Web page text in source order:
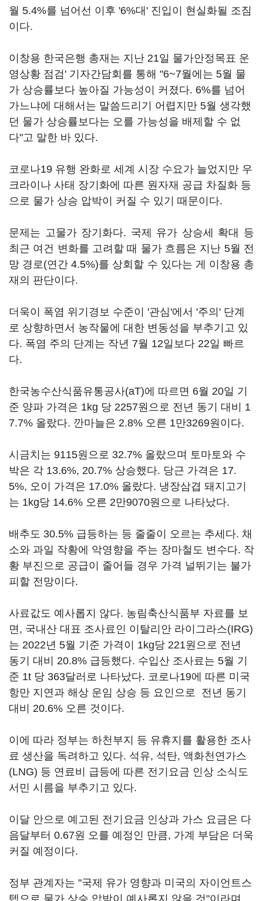
월 5.4%를 넘어선 이후 '6%대' 진입이 현실화될 조짐
이다.
이창용 한국은행 총재는 지난 21일 물가안정목표 운
영상황 점검' 기자간담회를 통해 "6~7월에는 5월 물
가 상승률보다 높아질 가능성이 커졌다. 6%를 넘어
가느냐에 대해서는 말씀드리기 어렵지만 5월 생각했
던 물가 상승률보다는 오를 가능성을 배제할 수 없
다"고 말한 바 있다.
코로나19 유행 완화로 세계 시장 수요가 늘었지만 우
크라이나 사태 장기화에 따른 원자재 공급 차질화 등
으로 물가 상승 압박이 커질 수 있기 때문이다.
문제는 고물가 장기화다. 국제 유가 상승세 확대 등
최근 여건 변화를 고려할 때 물가 흐름은 지난 5월 전
망 경로(연간 4.5%)를 상회할 수 있다는 게 이창용 총
재의 판단이다.
더욱이 폭염 위기경보 수준이 '관심'에서 '주의' 단계
로 상향하면서 농작물에 대한 변동성을 부추기고 있
다. 폭염 주의 단계는 작년 7월 12일보다 22일 빠르
다.
한국농수산식품유통공사(aT)에 따르면 6월 20일 기
준 양파 가격은 1kg 당 2257원으로 전년 동기 대비 1
7.7% 올랐다. 깐마늘은 2.8% 오른 1만3269원이다.
시금치는 9115원으로 32.7% 올랐으며 토마토와 수
박은 각 13.6%, 20.7% 상승했다. 당근 가격은 17.
5%, 오이 가격은 17.0% 올랐다. 냉장삼겹 돼지고기
는 1kg당 14.6% 오른 2만9070원으로 나타났다.
배추도 30.5% 급등하는 등 줄줄이 오르는 추세다. 채
소와 과일 작황에 악영향을 주는 장마철도 변수다. 작
황 부진으로 공급이 줄어들 경우 가격 널뛰기는 불가
피할 전망이다.
사료값도 예사롭지 않다. 농림축산식품부 자료를 보
면, 국내산 대표 조사료인 이탈리안 라이그라스(IRG)
는 2022년 5월 기준 가격이 1kg당 221원으로 전년
동기 대비 20.8% 급등했다. 수입산 조사료는 5월 기
준 1t 당 363달러로 나타났다. 코로나19에 따른 미국
항만 지연과 해상 운임 상승 등 요인으로 전년 동기
대비 20.6% 오른 것이다.
이에 따라 정부는 하천부지 등 유휴지를 활용한 조사
료 생산을 독려하고 있다. 석유, 석탄, 액화천연가스
(LNG) 등 연료비 급등에 따른 전기요금 인상 소식도
서민 시름을 부추기고 있다.
이달 안으로 예고된 전기요금 인상과 가스 요금은 다
음달부터 0.67원 오를 예정인 만큼, 가계 부담은 더욱
커질 예정이다.
정부 관계자는 "국제 유가 영향과 미국의 자이언트스
텝으로 물가 상승 압박이 예사롭지 않을 것"이라며